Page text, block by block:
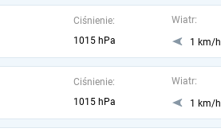
Ciśnienie:
1015 hPa
Wiatr:
1 km/h
Ciśnienie:
1015 hPa
Wiatr:
1 km/h